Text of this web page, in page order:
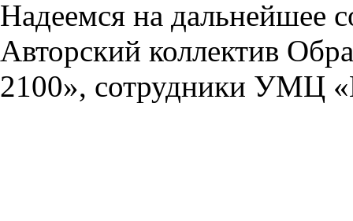
Надеемся на дальнейшее
Авторский коллектив
2100», сотрудники УМЦ